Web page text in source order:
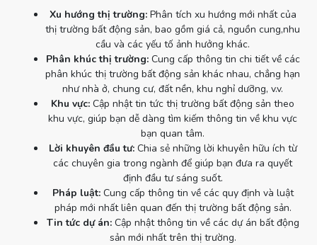
Xu hướng thị trường:Phân tích xu hướng mới nhất của
thị trường bất động sản, bao gồm giá cả, nguồn cung,nhu
cầu và các yếu tố ảnh hưởng khác.
Phân khúc thị trường:Cung cấp thông tin chi tiết về các
phân khúc thị trường bất động sản khác nhau, chẳng hạn
như nhà ở, chung cư, đất nền, khu nghỉ dưỡng, v.v.
Khu vực: Cập nhật tin tức thị trường bất động sản theo
khu vực, giúp bạn dễ dàng tìm kiếm thông tin về khu vực
bạn quan tâm.
Lời khuyên đầu tư:Chia sẻ những lời khuyên hữu ích từ
các chuyên gia trong ngành để giúp bạn đưa ra quyết
định đầu tư sáng suốt.
Pháp luật:Cung cấp thông tin về các quy định và luật
pháp mới nhất liên quan đến thị trường bất động sản.
Tin tức dự án:Cập nhật thông tin về các dự án bất động
sản mới nhất trên thị trường.